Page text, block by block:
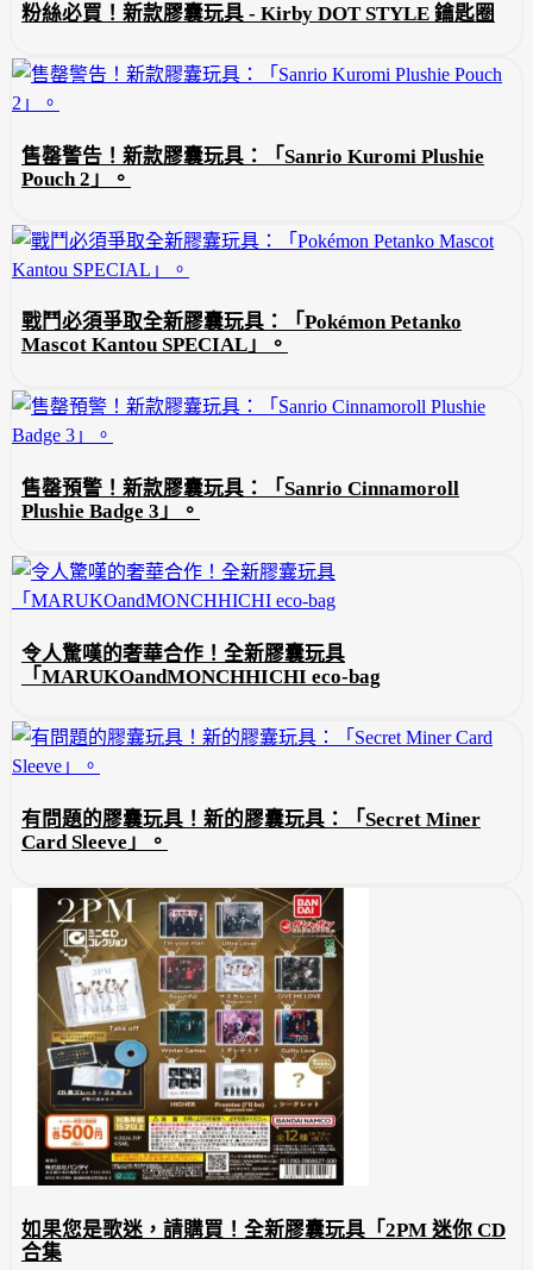
粉絲必買！新款膠囊玩具 - Kirby DOT STYLE 鑰匙圈
售罄警告！新款膠囊玩具：「Sanrio Kuromi Plushie
Pouch 2」。
戰鬥必須爭取全新膠囊玩具：「Pokémon Petanko
Mascot Kantou SPECIAL」。
售罄預警！新款膠囊玩具：「Sanrio Cinnamoroll
Plushie Badge 3」。
令人驚嘆的奢華合作！全新膠囊玩具
「MARUKOandMONCHHICHI eco-bag
有問題的膠囊玩具！新的膠囊玩具：「Secret Miner
Card Sleeve」。
如果您是歌迷，請購買！全新膠囊玩具「2PM 迷你 CD
合集